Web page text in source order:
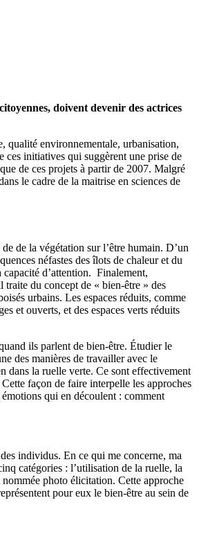
doivent devenir des actrices
qualité environnementale, urbanisation,
ces initiatives qui suggèrent une prise de
de ces projets à partir de 2007. Malgré
le cadre de la maitrise en sciences de
de la végétation sur l’être humain. D’un
néfastes des îlots de chaleur et du
capacité d’attention. Finalement,
traite du concept de « bien-être » des
urbains. Les espaces réduits, comme
et ouverts, et des espaces verts réduits
ils parlent de bien-être. Étudier le
des manières de travailler avec le
dans la ruelle verte. Ce sont effectivement
façon de faire interpelle les approches
qui en découlent : comment
individus. En ce qui me concerne, ma
catégories : l’utilisation de la ruelle, la
photo élicitation. Cette approche
pour eux le bien-être au sein de